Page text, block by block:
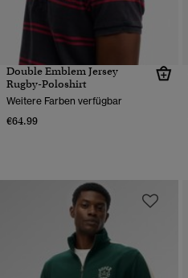
Double Emblem Jersey
Rugby-Poloshirt
Weitere Farben verfügbar
€64.99